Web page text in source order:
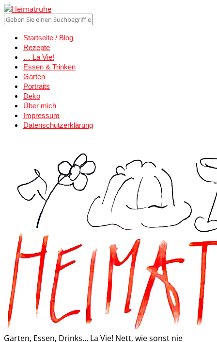
Startseite / Blog
Rezepte
… La Vie!
Essen & Trinken
Garten
Portraits
Deko
Über mich
Impressum
Datenschutzerklärung
Garten, Essen, Drinks... La Vie! Nett, wie sonst nie